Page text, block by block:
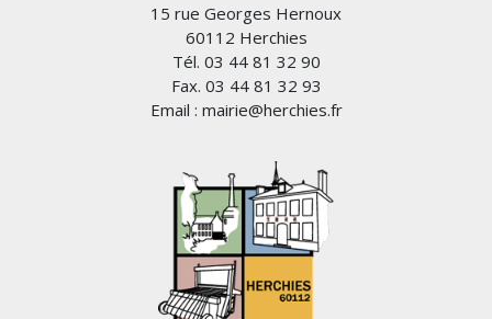
15 rue Georges Hernoux
60112 Herchies
Tél. 03 44 81 32 90
Fax. 03 44 81 32 93
Email : mairie@herchies.fr